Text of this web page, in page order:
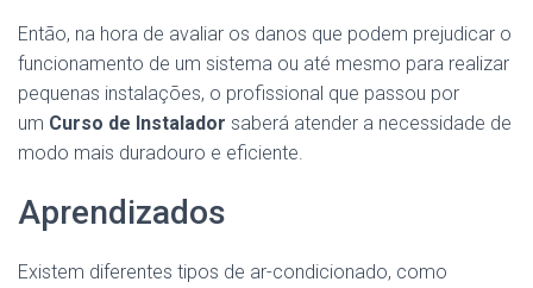
Então, na hora de avaliar os danos que podem prejudicar o
funcionamento de um sistema ou até mesmo para realizar
pequenas instalações, o profissional que passou por
um Curso de Instalador saberá atender a necessidade de
modo mais duradouro e eficiente.
Aprendizados
Existem diferentes tipos de ar-condicionado, como